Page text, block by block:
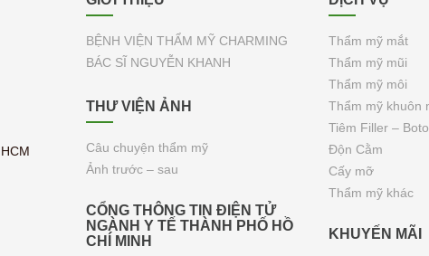
BỆNH VIỆN THẨM MỸ CHARMING
BÁC SĨ NGUYỄN KHANH
THƯ VIỆN ẢNH
Câu chuyện thẩm mỹ
Ảnh trước – sau
CỔNG THÔNG TIN ĐIỆN TỬ
NGÀNH Y TẾ THÀNH PHỐ HỒ
CHÍ MINH
Thẩm mỹ mắt
Thẩm mỹ mũi
Thẩm mỹ môi
Thẩm mỹ khuôn
Tiêm Filler –
Độn Cằm
Cấy mỡ
Thẩm mỹ khác
KHUYẾN MÃI